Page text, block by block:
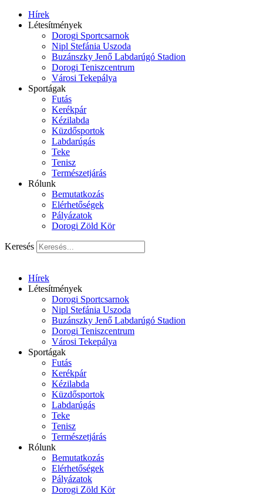
Hírek
Létesítmények
Dorogi Sportcsarnok
Nipl Stefánia Uszoda
Buzánszky Jenő Labdarúgó Stadion
Dorogi Teniszcentrum
Városi Tekepálya
Sportágak
Futás
Kerékpár
Kézilabda
Küzdősportok
Labdarúgás
Teke
Tenisz
Természetjárás
Rólunk
Bemutatkozás
Elérhetőségek
Pályázatok
Dorogi Zöld Kör
Keresés
Hírek
Létesítmények
Dorogi Sportcsarnok
Nipl Stefánia Uszoda
Buzánszky Jenő Labdarúgó Stadion
Dorogi Teniszcentrum
Városi Tekepálya
Sportágak
Futás
Kerékpár
Kézilabda
Küzdősportok
Labdarúgás
Teke
Tenisz
Természetjárás
Rólunk
Bemutatkozás
Elérhetőségek
Pályázatok
Dorogi Zöld Kör